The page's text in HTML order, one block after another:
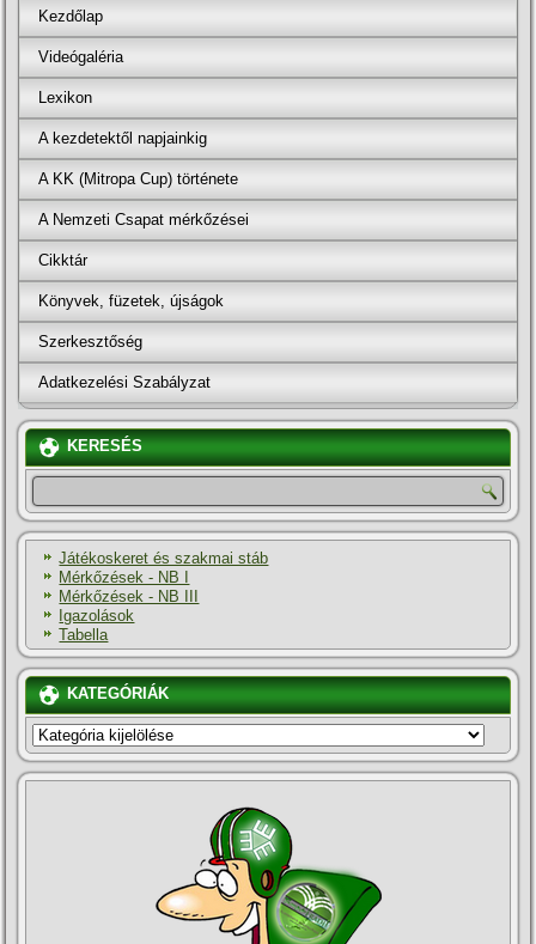
Kezdőlap
Videógaléria
Lexikon
A kezdetektől napjainkig
A KK (Mitropa Cup) története
A Nemzeti Csapat mérkőzései
Cikktár
Könyvek, füzetek, újságok
Szerkesztőség
Adatkezelési Szabályzat
KERESÉS
Játékoskeret és szakmai stáb
Mérkőzések - NB I
Mérkőzések - NB III
Igazolások
Tabella
KATEGÓRIÁK
KATEGÓRIÁK